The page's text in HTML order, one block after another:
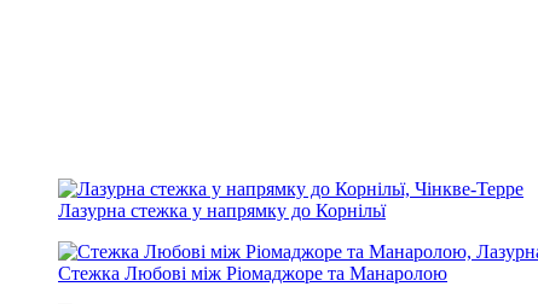
Лазурна стежка у напрямку до Корнільї
Стежка Любові між Ріомаджоре та Манаролою